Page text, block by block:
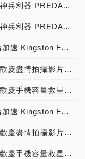
「PREDATOR粉絲同樂會 – 海景房神兵利器 PREDATOR Vesta II RGB DDR5-6000 32GB超頻記憶體，高速效能、超低延遲、用料紮實、酷炫造型、質感設計，分享文章抽大獎」【得獎公告】
「PREDATOR粉絲同樂會 – 海景房神兵利器 PREDATOR Vesta II RGB DDR5-6000 32GB超頻記憶體，高速效能、超低延遲、用料紮實、酷炫造型、質感設計，分享文章抽大獎」活動說明！
「金士頓粉絲同樂會 – 賽車造型渦輪加速 Kingston FURY Renegade DDR5 RGB Limited Edition 48GB神兵利器，高速效能、用料紮實、酷炫外型、質感設計，分享影片抽大獎」【得獎公告】
「Seagate粉絲同樂會 第2彈活動 – 歡慶盡情拍攝影片 Seagate One Touch SSD 固態硬碟 重磅登場，高速傳輸、輕薄便攜、質感設計，分享影片抽大獎！」【得獎公告】
「Seagate粉絲同樂會 第1彈活動 – 歡慶手機容量救星 Seagate One Touch SSD 固態硬碟 神兵利器，Type-C 傳輸一切都迎刃而解，分享影片抽大獎！」【得獎公告】
「金士頓粉絲同樂會 – 賽車造型渦輪加速 Kingston FURY Renegade DDR5 RGB Limited Edition 48GB神兵利器，高速效能、用料紮實、酷炫外型、質感設計，分享影片抽大獎」活動說明！【已結束】
「Seagate粉絲同樂會 第2彈活動 – 歡慶盡情拍攝影片 Seagate One Touch SSD 固態硬碟 重磅登場，高速傳輸、輕薄便攜、質感設計，分享影片抽大獎！」活動說明！【已結束】
「Seagate粉絲同樂會 第1彈活動 – 歡慶手機容量救星 Seagate One Touch SSD 固態硬碟 神兵利器，Type-C 傳輸一切都迎刃而解，分享影片抽大獎！」活動說明！【已結束】